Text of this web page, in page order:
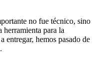
no fue técnico, sino
para la
entregar, hemos pasado de